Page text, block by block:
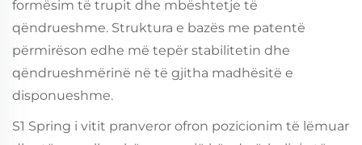
formësim të trupit dhe mbështetje të
qëndrueshme. Struktura e bazës me patentë
përmirëson edhe më tepër stabilitetin dhe
qëndrueshmërinë në të gjitha madhësitë e
disponueshme.
S1 Spring i vitit pranveror ofron pozicionim të lëmuar